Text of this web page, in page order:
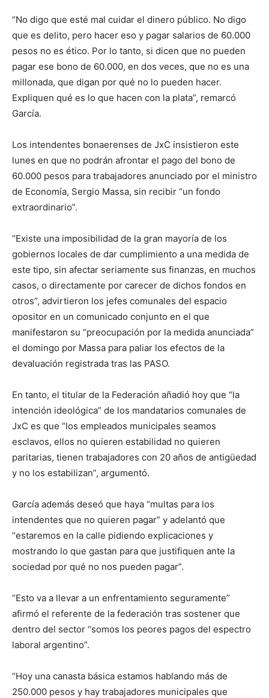
“No digo que esté mal cuidar el dinero público. No digo
que es delito, pero hacer eso y pagar salarios de 60.000
pesos no es ético. Por lo tanto, si dicen que no pueden
pagar ese bono de 60.000, en dos veces, que no es una
millonada, que digan por qué no lo pueden hacer.
Expliquen qué es lo que hacen con la plata”, remarcó
García.
Los intendentes bonaerenses de JxC insistieron este
lunes en que no podrán afrontar el pago del bono de
60.000 pesos para trabajadores anunciado por el ministro
de Economía, Sergio Massa, sin recibir “un fondo
extraordinario”.
“Existe una imposibilidad de la gran mayoría de los
gobiernos locales de dar cumplimiento a una medida de
este tipo, sin afectar seriamente sus finanzas, en muchos
casos, o directamente por carecer de dichos fondos en
otros”, advirtieron los jefes comunales del espacio
opositor en un comunicado conjunto en el que
manifestaron su “preocupación por la medida anunciada”
el domingo por Massa para paliar los efectos de la
devaluación registrada tras las PASO.
En tanto, el titular de la Federación añadió hoy que “la
intención ideológica” de los mandatarios comunales de
JxC es que “los empleados municipales seamos
esclavos, ellos no quieren estabilidad no quieren
paritarias, tienen trabajadores con 20 años de antigüedad
y no los estabilizan”, argumentó.
García además deseó que haya “multas para los
intendentes que no quieren pagar” y adelantó que
“estaremos en la calle pidiendo explicaciones y
mostrando lo que gastan para que justifiquen ante la
sociedad por qué no nos pueden pagar”.
“Esto va a llevar a un enfrentamiento seguramente”
afirmó el referente de la federación tras sostener que
dentro del sector “somos los peores pagos del espectro
laboral argentino”.
“Hoy una canasta básica estamos hablando más de
250.000 pesos y hay trabajadores municipales que